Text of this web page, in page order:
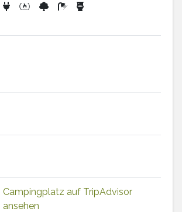
Campingplatz auf TripAdvisor
ansehen